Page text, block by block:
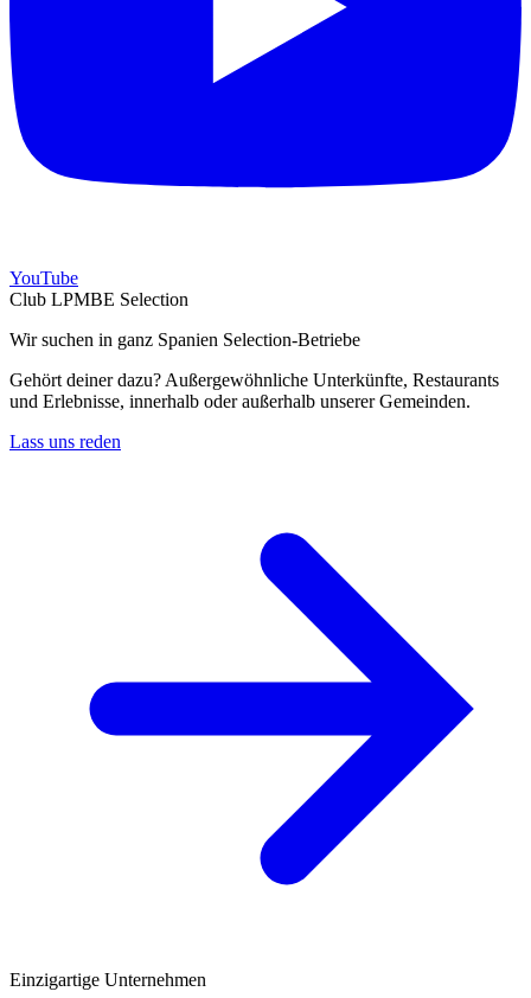
YouTube
Club LPMBE Selection
Wir suchen in ganz Spanien Selection-Betriebe
Gehört deiner dazu? Außergewöhnliche Unterkünfte, Restaurants
und Erlebnisse, innerhalb oder außerhalb unserer Gemeinden.
Lass uns reden
Einzigartige Unternehmen